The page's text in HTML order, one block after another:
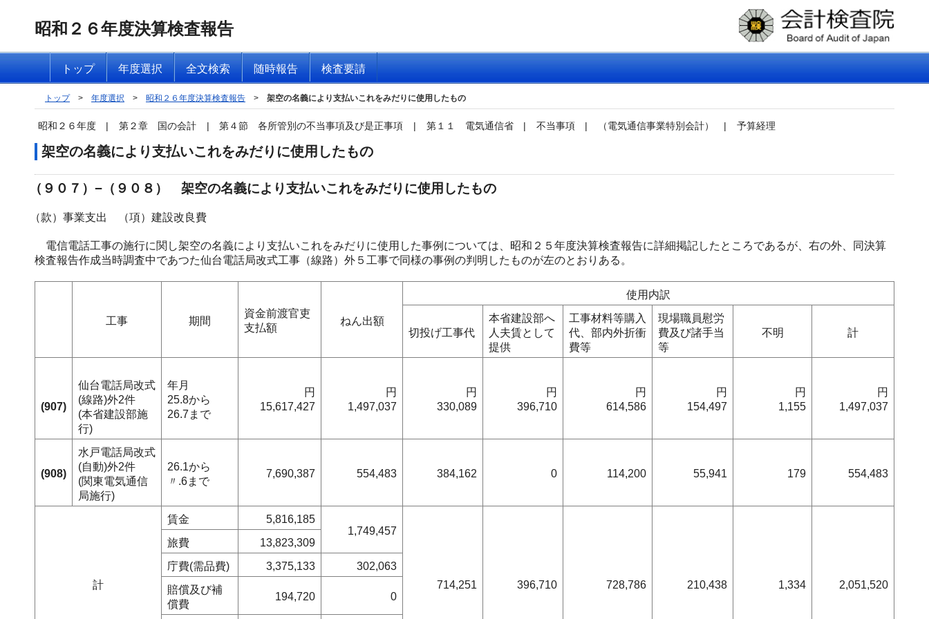
昭和２６年度決算検査報告
トップ 年度選択 全文検索 随時報告 検査要請
トップ > 年度選択 > 昭和２６年度決算検査報告 > 架空の名義により支払いこれをみだりに使用したもの
昭和２６年度 | 第２章 国の会計 | 第４節 各所管別の不当事項及び是正事項 | 第１１ 電気通信省 | 不当事項 | （電気通信事業特別会計） | 予算経理
架空の名義により支払いこれをみだりに使用したもの
（９０７）−（９０８） 架空の名義により支払いこれをみだりに使用したもの
（款）事業支出 （項）建設改良費
電信電話工事の施行に関し架空の名義により支払いこれをみだりに使用した事例については、昭和２５年度決算検査報告に詳細掲記したところであるが、右の外、同決算
検査報告作成当時調査中であつた仙台電話局改式工事（線路）外５工事で同様の事例の判明したものが左のとおりある。
工事 期間
資金前渡官吏
支払額
ねん出額
使用内訳
切投げ工事代
本省建設部へ
人夫賃として
提供
工事材料等購入
代、部内外折衝
費等
現場職員慰労
費及び諸手当
等
不明 計
(907)
仙台電話局改式
(線路)外2件
(本省建設部施
行)
年月
25.8から
26.7まで
円
15,617,427
円
1,497,037
円
330,089
円
396,710
円
614,586
円
154,497
円
1,155
円
1,497,037
(908)
水戸電話局改式
(自動)外2件
(関東電気通信
局施行)
26.1から
〃.6まで
7,690,387 554,483 384,162 0 114,200 55,941 179 554,483
計
賃金
5,816,185
1,749,457
714,251 396,710 728,786 210,438 1,334 2,051,520
旅費
13,823,309
庁費(需品費)
3,375,133
302,063
賠償及び補
償費
194,720 0